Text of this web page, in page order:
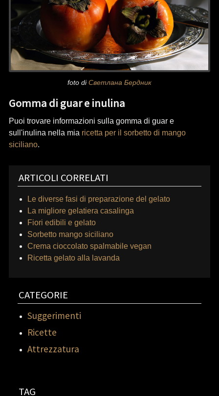
foto di Светлана Бердник
Gomma di guar e inulina
Puoi trovare informazioni sulla gomma di guar e
sull'inulina nella mia ricetta per il sorbetto di mango
siciliano.
ARTICOLI CORRELATI
Le diverse fasi di preparazione del gelato
La migliore gelatiera casalinga
Fiori edibili e gelato
Sorbetto mango siciliano
Crema cioccolato spalmabile vegan
Ricetta gelato alla lavanda
CATEGORIE
Suggerimenti
Ricette
Attrezzatura
TAG